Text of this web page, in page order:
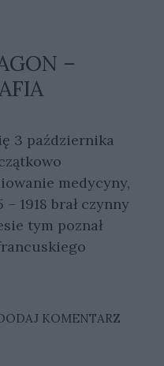
–
3 października
medycyny,
1918 brał czynny
tym poznał
KOMENTARZ